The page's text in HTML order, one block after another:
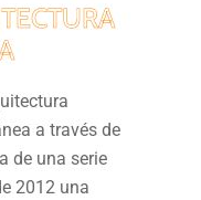
a través de
de una serie
2012 una